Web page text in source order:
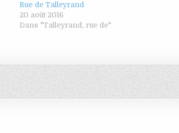
Rue de Talleyrand
20 août 2016
Dans "Talleyrand, rue de"